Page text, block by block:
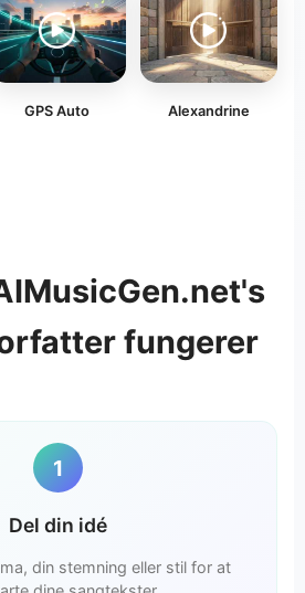
GPS Auto Alexandrine
fungerer
1
Del din idé
din stemning eller stil for at